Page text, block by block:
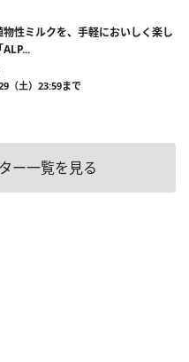
物性ミルクを、手軽においしく楽し
（土）23:59まで
ー一覧を見る